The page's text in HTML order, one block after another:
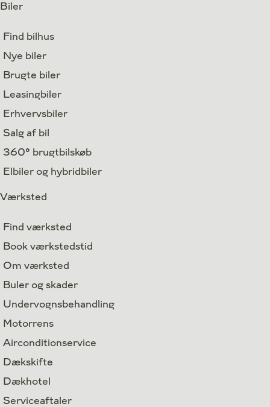
Biler
Find bilhus
Nye biler
Brugte biler
Leasingbiler
Erhvervsbiler
Salg af bil
360° brugtbilskøb
Elbiler og hybridbiler
Værksted
Find værksted
Book værkstedstid
Om værksted
Buler og skader
Undervognsbehandling
Motorrens
Airconditionservice
Dækskifte
Dækhotel
Serviceaftaler